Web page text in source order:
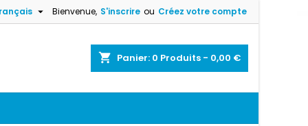
Bienvenue, S'inscrire ou Créez votre compte

shopping_cart Panier: 0 Produits - 0,00 €